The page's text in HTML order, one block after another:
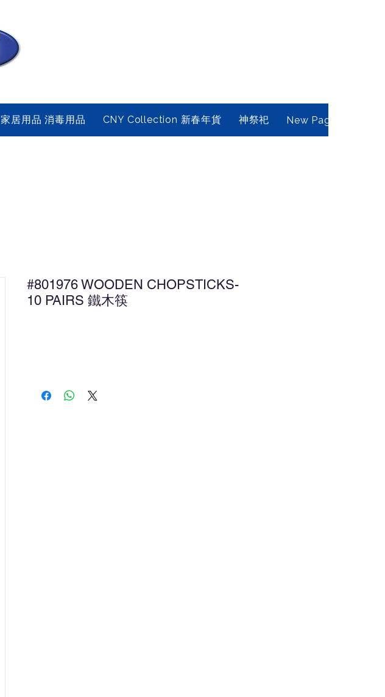
家居用品 消毒用品 CNY Collection 新春年貨 神祭祀 New Page
#801976 WOODEN CHOPSTICKS-
10 PAIRS 鐵木筷